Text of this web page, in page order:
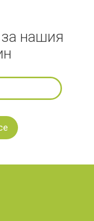
нашия